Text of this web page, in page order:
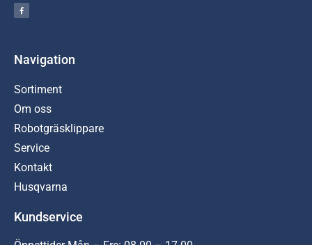
Navigation
Sortiment
Om oss
Robotgräsklippare
Service
Kontakt
Husqvarna
Kundservice